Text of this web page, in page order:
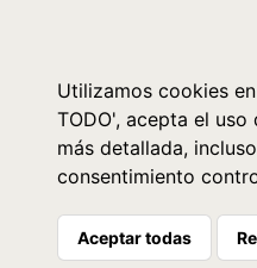
Utilizamos cookies
TODO', acepta el
más detallada,
consentimiento
Aceptar todas